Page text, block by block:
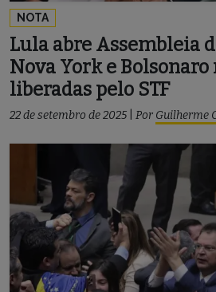
NOTA
Lula abre Assembleia
Nova York e
liberadas pelo STF
22 de setembro de 2025 Por Guilherme